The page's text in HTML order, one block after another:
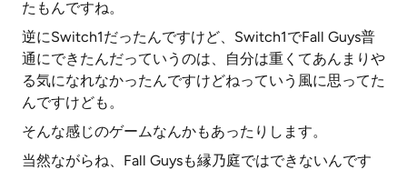
たもんですね。
逆にSwitch1だったんですけど、Switch1でFall Guys普
通にできたんだっていうのは、自分は重くてあんまりや
る気になれなかったんですけどねっていう風に思ってた
んですけども。
そんな感じのゲームなんかもあったりします。
当然ながらね、Fall Guysも縁乃庭ではできないんです